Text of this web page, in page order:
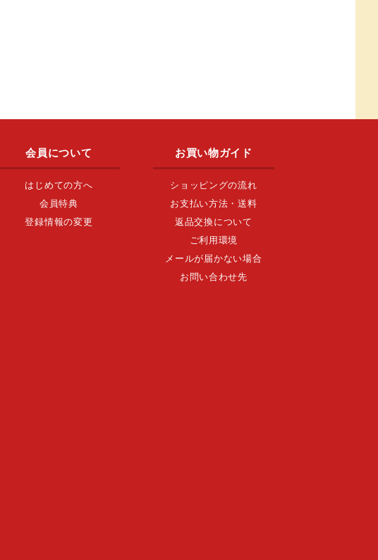
会員について
はじめての方へ
会員特典
登録情報の変更
お買い物ガイド
ショッピングの流れ
お支払い方法・送料
返品交換について
ご利用環境
メールが届かない場合
お問い合わせ先